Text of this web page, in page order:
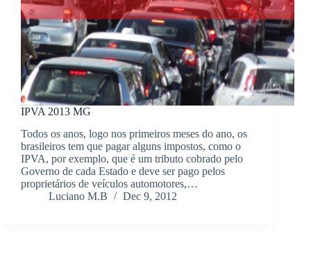
IPVA 2013 MG
Todos os anos, logo nos primeiros meses do ano, os
brasileiros tem que pagar alguns impostos, como o
IPVA, por exemplo, que é um tributo cobrado pelo
Governo de cada Estado e deve ser pago pelos
proprietários de veículos automotores,…
Luciano M.B
Dec 9, 2012